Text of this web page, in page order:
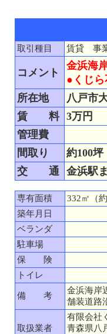
取引種目 賃貸 事
コメント
金浜海
●くじ
所在地
八戸市
賃 料 3万円
管理費
間取り
約100坪
交 通 金浜駅
専有面積 332㎡（約
築年月日
ベランダ
駐車場
保 険
トイレ
備 考
金浜海岸
舗装道路
取扱業者
有限会社
青森県八